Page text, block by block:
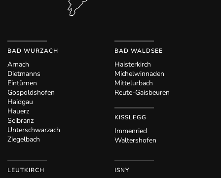
BAD WURZACH
Arnach
Dietmanns
Eintürnen
Gospoldshofen
Haidgau
Hauerz
Seibranz
Unterschwarzach
Ziegelbach
BAD WALDSEE
Haisterkirch
Michelwinnaden
Mittelurbach
Reute-Gaisbeuren
KISSLEGG
Immenried
Waltershofen
LEUTKIRCH ISNY